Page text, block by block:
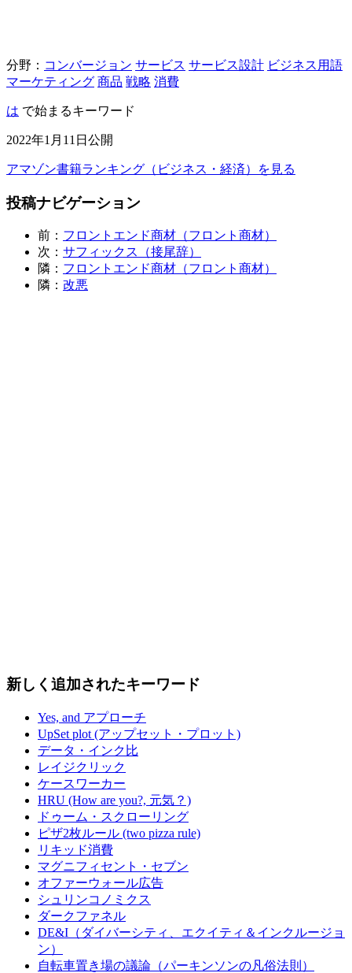
分野： コンバージョン サービス サービス設計 ビジネス用語
マーケティング 商品 戦略 消費
は で始まるキーワード
2022年1月11日公開
アマゾン書籍ランキング（ビジネス・経済）を見る
投稿ナビゲーション
前： フロントエンド商材（フロント商材）
次： サフィックス（接尾辞）
隣： フロントエンド商材（フロント商材）
隣： 改悪
新しく追加されたキーワード
Yes, and アプローチ
UpSet plot (アップセット・プロット)
データ・インク比
レイジクリック
ケースワーカー
HRU (How are you?, 元気？)
ドゥーム・スクローリング
ピザ2枚ルール (two pizza rule)
リキッド消費
マグニフィセント・セブン
オファーウォール広告
シュリンコノミクス
ダークファネル
DE&I（ダイバーシティ、エクイティ＆インクルージョ
ン）
自転車置き場の議論（パーキンソンの凡俗法則）